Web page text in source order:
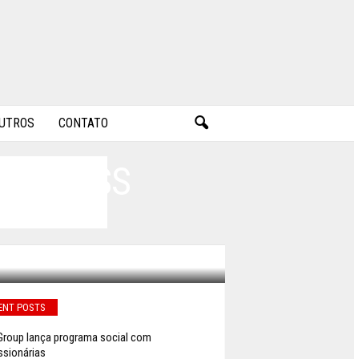
CONTATO
POSTS
lança programa social com